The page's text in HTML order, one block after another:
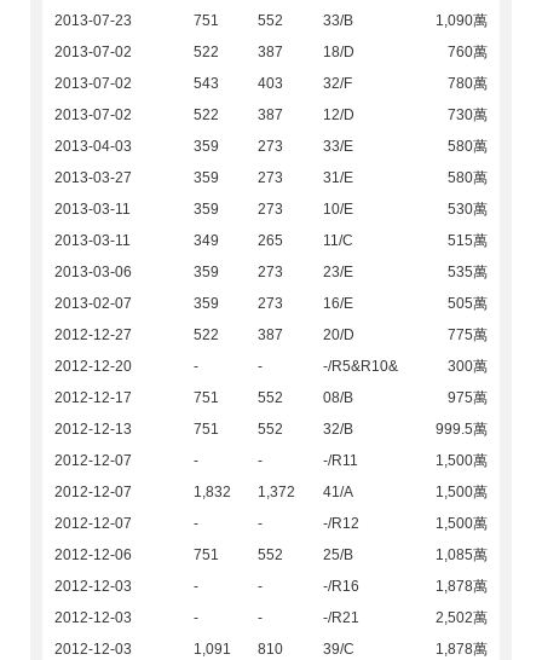
2013-07-23
751 552 33/B
1,090萬
2013-07-02
522 387 18/D
760萬
2013-07-02
543 403 32/F
780萬
2013-07-02
522 387 12/D
730萬
2013-04-03
359 273 33/E
580萬
2013-03-27
359 273 31/E
580萬
2013-03-11
359 273 10/E
530萬
2013-03-11
349 265 11/C
515萬
2013-03-06
359 273 23/E
535萬
2013-02-07
359 273 16/E
505萬
2012-12-27
522 387 20/D
775萬
2012-12-20
- - -/R5&R10&
300萬
2012-12-17
751 552 08/B
975萬
2012-12-13
751 552 32/B
999.5萬
2012-12-07
- - -/R11
1,500萬
2012-12-07
1,832 1,372 41/A
1,500萬
2012-12-07
- - -/R12
1,500萬
2012-12-06
751 552 25/B
1,085萬
2012-12-03
- - -/R16
1,878萬
2012-12-03
- - -/R21
2,502萬
2012-12-03
1,091 810 39/C
1,878萬